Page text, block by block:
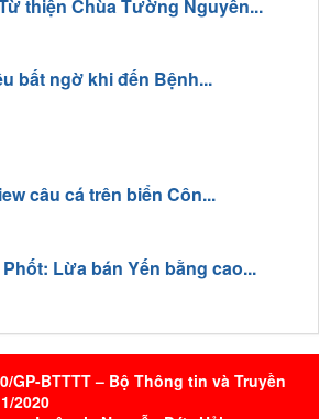
thiện Chùa Tường Nguyên...
bất ngờ khi đến Bệnh...
câu cá trên biển Côn...
Lừa bán Yến bằng cao...
GP-BTTTT – Bộ Thông tin và Truyền
2020